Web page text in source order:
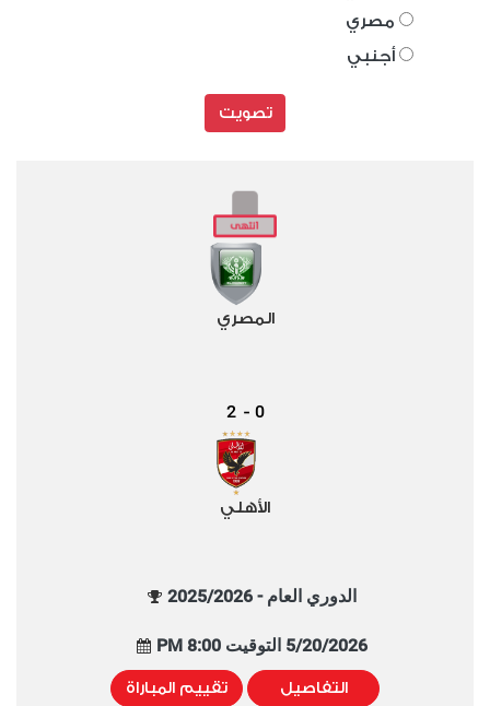
مصري
أجنبي
تصويت
المصري
0
-
2
الأهلي
الدوري العام - 2025/2026
5/20/2026 التوقيت 8:00 PM
التفاصيل تقييم المباراة